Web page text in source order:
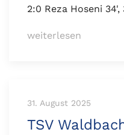
2:0 Reza Hoseni
weiterlesen
31. August 2025
TSV